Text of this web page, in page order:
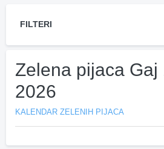
FILTERI
Zelena pijaca Gaj
2026
KALENDAR ZELENIH PIJACA